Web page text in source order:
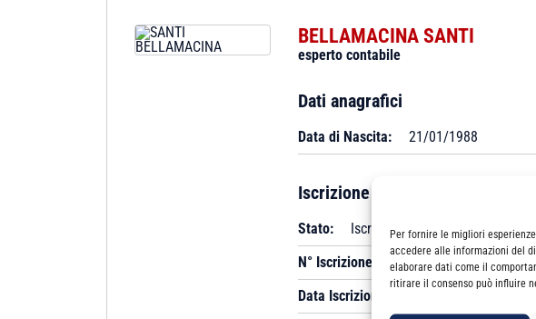
Per fornire le migliori
accedere alle informazioni del
elaborare dati come il
ritirare il consenso può influire
BELLAMACINA SANTI
esperto contabile
Dati anagrafici
Data di Nascita: 21/01/1988
Iscrizione
Stato:
Iscritto
N° Iscrizione:
B 67
Data Iscrizione: